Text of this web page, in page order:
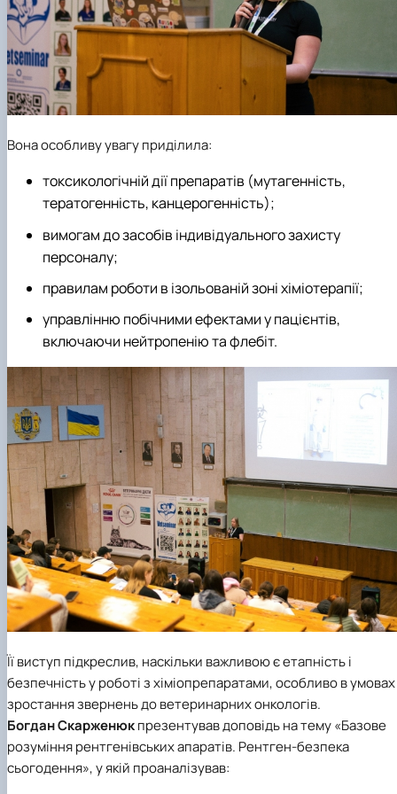
Вона особливу увагу приділила:
токсикологічній дії препаратів (мутагенність,
тератогенність, канцерогенність);
вимогам до засобів індивідуального захисту
персоналу;
правилам роботи в ізольованій зоні хіміотерапії;
управлінню побічними ефектами у пацієнтів,
включаючи нейтропенію та флебіт.
Її виступ підкреслив, наскільки важливою є етапність і
безпечність у роботі з хіміопрепаратами, особливо в умовах
зростання звернень до ветеринарних онкологів.
Богдан Скарженюкпрезентував доповідь на тему «Базове
розуміння рентгенівських апаратів. Рентген-безпека
сьогодення», у якій проаналізував: